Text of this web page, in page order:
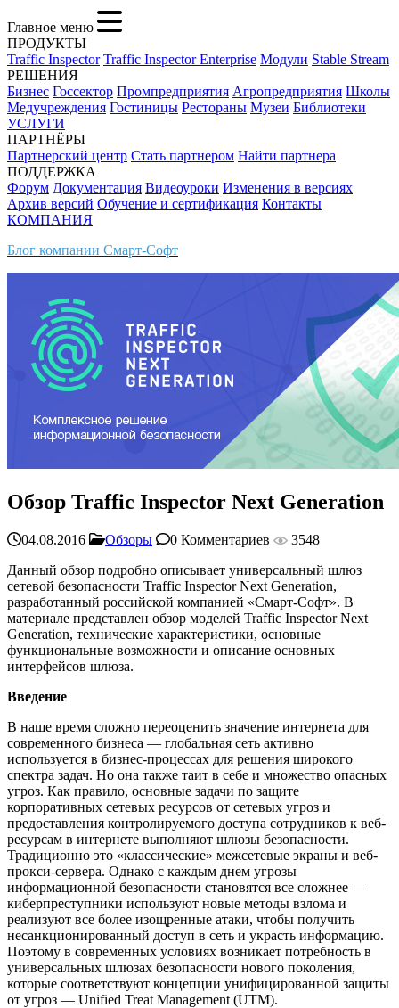
Главное меню
ПРОДУКТЫ
Traffic Inspector Traffic Inspector Enterprise Модули Stable Stream
РЕШЕНИЯ
Бизнес Госсектор Промпредприятия Агропредприятия Школы
Медучреждения Гостиницы Рестораны Музеи Библиотеки
УСЛУГИ
ПАРТНЁРЫ
Партнерский центр Стать партнером Найти партнера
ПОДДЕРЖКА
Форум Документация Видеоуроки Изменения в версиях
Архив версий Обучение и сертификация Контакты
КОМПАНИЯ
Блог компании Смарт-Софт
Обзор Traffic Inspector Next Generation
04.08.2016 Обзоры 0 Комментариев
3548
Данный обзор подробно описывает универсальный шлюз
сетевой безопасности Traffic Inspector Next Generation,
разработанный российской компанией «Смарт-Софт». В
материале представлен обзор моделей Traffic Inspector Next
Generation, технические характеристики, основные
функциональные возможности и описание основных
интерфейсов шлюза.
Введение
В наше время сложно переоценить значение интернета для
современного бизнеса — глобальная сеть активно
используется в бизнес-процессах для решения широкого
спектра задач. Но она также таит в себе и множество опасных
угроз. Как правило, основные задачи по защите
корпоративных сетевых ресурсов от сетевых угроз и
предоставления контролируемого доступа сотрудников к веб-
ресурсам в интернете выполняют шлюзы безопасности.
Традиционно это «классические» межсетевые экраны и веб-
прокси-сервера. Однако с каждым днем угрозы
информационной безопасности становятся все сложнее —
киберпреступники используют новые методы взлома и
реализуют все более изощренные атаки, чтобы получить
несанкционированный доступ в сеть и украсть информацию.
Поэтому в современных условиях возникает потребность в
универсальных шлюзах безопасности нового поколения,
которые соответствуют концепции унифицированной защиты
от угроз — Unified Treat Management (UTM).